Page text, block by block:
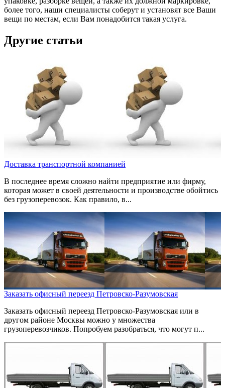
более того, наши специалисты соберут и установят все Ваши
вещи по местам, если Вам понадобится такая услуга.
Другие статьи
Доставка транспортной компанией
В последнее время сложно найти предприятие или фирму,
которая может в своей деятельности и производстве обойтись
без грузоперевозок. Как правило, в...
Заказать офисный переезд Петровско-Разумовская
Заказать офисный переезд Петровско-Разумовская или в
другом районе Москвы можно у множества
грузоперевозчиков. Попробуем разобраться, что могут п...